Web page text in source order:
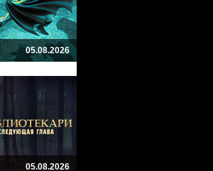
05.08.2026
05.08.2026